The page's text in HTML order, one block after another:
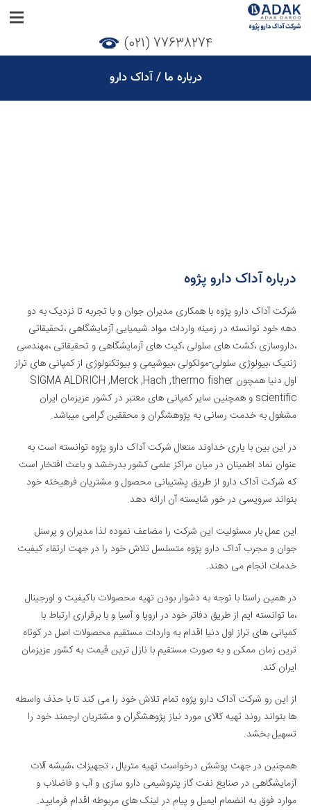
77638274 (021)
درباره ما / آداک دارو
درباره آداک دارو پژوه
شرکت آداک دارو پژوه با همکاری مدیران جوان و با تجربه تا نزدیک به دو
دهه خود توانسته در زمینه واردات مواد شیمیایی آزمایشگاهی ،تحقیقاتی
،داروسازی ،کشت های سلولی ،کیت های آزمایشگاهی و تحقیقاتی ،مهندسی
ژنتیک ،بیولوژی سلولی-مولکولی ،بیوشیمی و بیوتکنولوژی از کمپانی های تراز
اول دنیا همچون SIGMA ALDRICH ,Merck ,Hach ,thermo fisher
scientific و همچنین سایر کمپانی های معتبر در کشور عزیزمان ایران
مشغول به خدمت رسانی به پژوهشگران و محققین گرامی میباشد.
در این بین با یاری خداوند متعال شرکت آداک دارو پژوه توانسته است به
عنوان نماد اطمینان در میان مراکز علمی کشور بدرخشد و باعث افتخار است
که شرکت آداک دارو از طریق پشتیبانی محصول و مشتریان فرهیخته خود
بتواند سرویسی در خور شایسته آن ارائه دهد.
این عمل بار مسئولیت این شرکت را مضاعف نموده لذا مدیران و پرسنل
جوان و مجرب آداک دارو پژوه متسلسل تلاش خود را در جهت ارتقاء کیفیت
خدمات انجام می دهند.
در همین راستا با توجه به دشوار بودن تهیه محصولات باکیفیت و اورجینال
،ما توانسته ایم از طریق دفاتر خود در اروپا و آسیا و با برقراری ارتباط با
کمپانی های تراز اول دنیا اقدام به واردات مستقیم محصولات اصل در کوتاه
ترین زمان ممکن و به صورت مستقیم با نازل ترین قیمت به کشور عزیزمان
ایران کند.
از این رو شرکت آداک دارو پژوه تمام تلاش خود را می کند تا با حذف واسطه
ها بتواند روند تهیه کالای مورد نیاز پژوهشگران و مشتریان ارجمند خود را
تسهیل بخشد.
همچنین در جهت پوشش درخواست تهیه متریال ، تجهیزات ،شیشه آلات
آزمایشگاهی در صنایع نفت گاز پتروشیمی دارو سازی و آب و فاضلاب و
موارد فوق به انضمام ایمیل و پیام در لینک های مربوطه اقدام فرمایید.